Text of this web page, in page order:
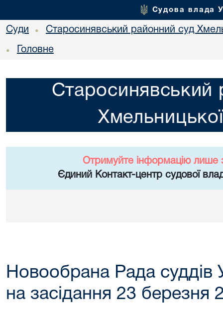
Судова влада
Суди • Старосинявський районний суд
• Головне
Старосинявський
Отримуйте інформацію лише
Єдиний Контакт-центр судової
Новообрана Рада суддів
на засідання 23 березня